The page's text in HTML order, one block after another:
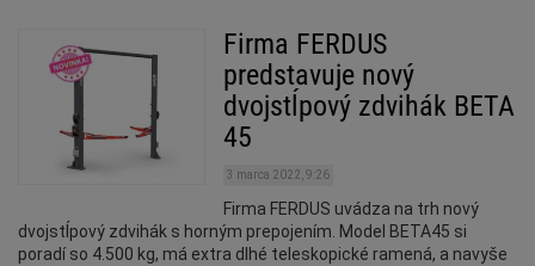
Firma FERDUS
predstavuje nový
dvojstĺpový zdvihák BETA
45
3 marca 2022, 9:26
Firma FERDUS uvádza na trh nový
dvojstĺpový zdvihák s horným prepojením. Model BETA45 si
poradí so 4.500 kg, má extra dlhé teleskopické ramená, a navyše